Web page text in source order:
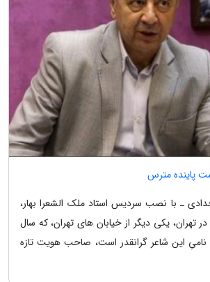
پاینده مترس
حدادی ـ با نصب سردیس استاد ملک الشعرا بهار،
در تهران، یکی دیگر از خیابان های تهران، که سال
این شاعر گرانقدر است، صاحب هویت تازه